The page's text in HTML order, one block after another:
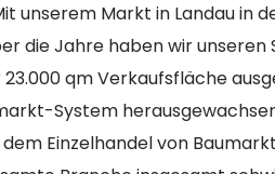
unserem Markt in Landau in
die Jahre haben wir
qm Verkaufsfläche
System
Einzelhandel von